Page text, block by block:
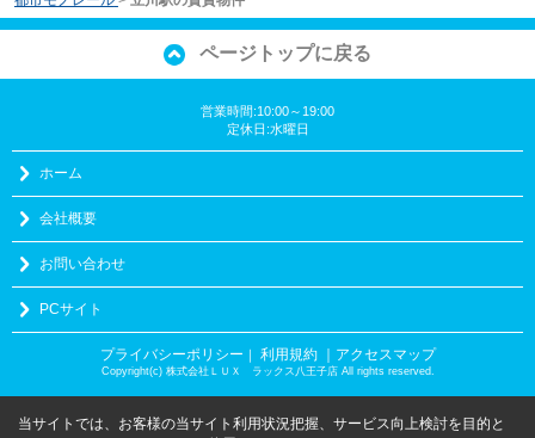
ページトップに戻る
営業時間:10:00～19:00
定休日:水曜日
ホーム
会社概要
お問い合わせ
PCサイト
プライバシーポリシー ｜ 利用規約 ｜アクセスマップ
Copyright(c) 株式会社ＬＵＸ ラックス八王子店 All rights reserved.
当サイトでは、お客様の当サイト利用状況把握、サービス向上検討を目的と